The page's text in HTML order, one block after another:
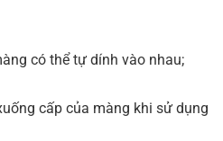
có thể tự dính vào nhau;
cấp của màng khi sử dụng